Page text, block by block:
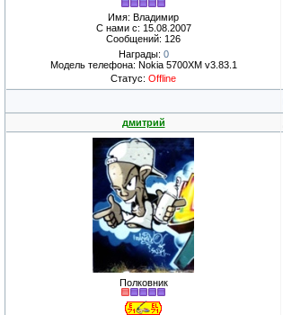
Имя: Владимир
С нами с: 15.08.2007
Сообщений: 126
Награды: 0
Модель телефона: Nokia 5700XM v3.83.1
Статус: Offline
дмитрий
Полковник